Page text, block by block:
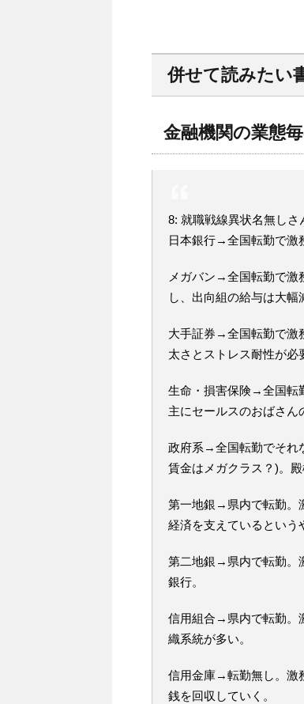
併せて読みたい
金融機関の業態
8: 就職戦線異状名無しさ
日本銀行→全国転勤で激
メガバン→全国転勤で激
し、出向組の給与は大幅
大手証券→全国転勤で激
太さとストレス耐性が必
生命・損害保険→全国転
主にセールスのおばさん
政府系→全国転勤でそれ
賃金はメガクラス？)。
第一地銀→県内で転勤。
経済を支えているという
第二地銀→県内で転勤。
銀行。
信用組合→県内で転勤。
織系統が多い。
信用金庫→転勤無し。激
銭を回収していく。